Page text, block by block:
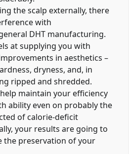
the scalp externally, there
with
DHT manufacturing.
at supplying you with
in aesthetics –
dryness, and, in
ripped and shredded.
maintain your efficiency
ability even on probably the
of calorie-deficit
your results are going to
the preservation of your